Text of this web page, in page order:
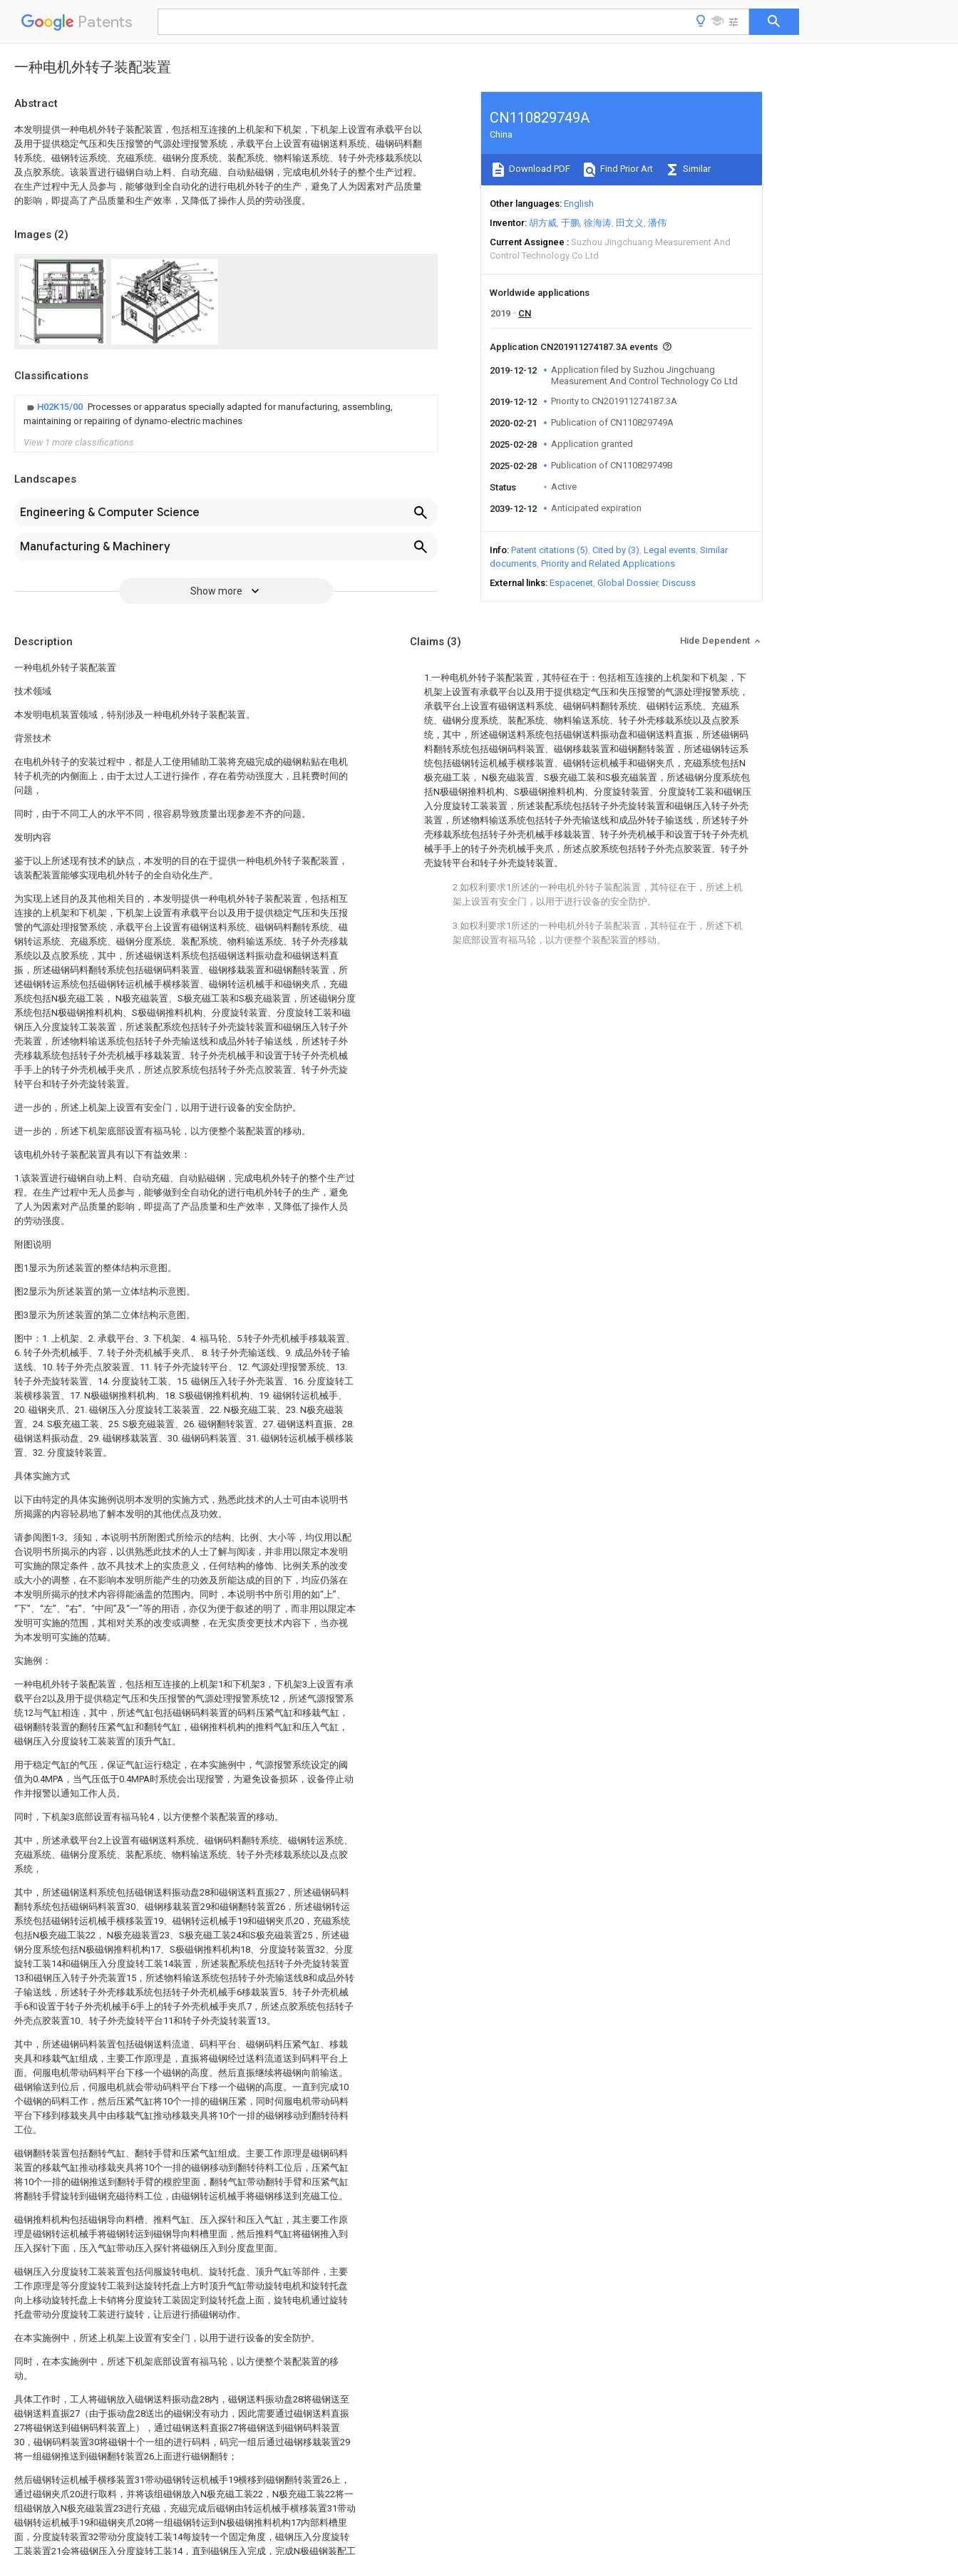
Patents
一种电机外转子装配装置
Abstract
本发明提供一种电机外转子装配装置，包括相互连接的上机架和下机架，下机架上设置有承载平台以
及用于提供稳定气压和失压报警的气源处理报警系统，承载平台上设置有磁钢送料系统、磁钢码料翻
转系统、磁钢转运系统、充磁系统、磁钢分度系统、装配系统、物料输送系统、转子外壳移栽系统以
及点胶系统。该装置进行磁钢自动上料、自动充磁、自动贴磁钢，完成电机外转子的整个生产过程。
在生产过程中无人员参与，能够做到全自动化的进行电机外转子的生产，避免了人为因素对产品质量
的影响，即提高了产品质量和生产效率，又降低了操作人员的劳动强度。
Images (2)
Classifications
H02K15/00 Processes or apparatus specially adapted for manufacturing, assembling,
maintaining or repairing of dynamo-electric machines
View 1 more classifications
Landscapes
Engineering & Computer Science
Manufacturing & Machinery
Show more
CN110829749A
China
Download PDF Find Prior Art Similar
Other languages English
Inventor 胡方威 于鹏 徐海涛 田文义 潘伟
Current Assignee
Suzhou Jingchuang Measurement And
Control Technology Co Ltd
Worldwide applications
2019
CN
Application CN201911274187.3A events
2019-12-12
Application filed by Suzhou Jingchuang
Measurement And Control Technology Co Ltd
2019-12-12
Priority to CN201911274187.3A
2020-02-21 Publication of CN110829749A
2025-02-28 Application granted
2025-02-28 Publication of CN110829749B
Status Active
2039-12-12 Anticipated expiration
Info Patent citations (5) Cited by (3) Legal events Similar
documents Priority and Related Applications
External links Espacenet Global Dossier Discuss
Description
一种电机外转子装配装置
技术领域
本发明电机装置领域，特别涉及一种电机外转子装配装置。
背景技术
在电机外转子的安装过程中，都是人工使用辅助工装将充磁完成的磁钢粘贴在电机
转子机壳的内侧面上，由于太过人工进行操作，存在着劳动强度大，且耗费时间的
问题，
同时，由于不同工人的水平不同，很容易导致质量出现参差不齐的问题。
发明内容
鉴于以上所述现有技术的缺点，本发明的目的在于提供一种电机外转子装配装置，
该装配装置能够实现电机外转子的全自动化生产。
为实现上述目的及其他相关目的，本发明提供一种电机外转子装配装置，包括相互
连接的上机架和下机架，下机架上设置有承载平台以及用于提供稳定气压和失压报
警的气源处理报警系统，承载平台上设置有磁钢送料系统、磁钢码料翻转系统、磁
钢转运系统、充磁系统、磁钢分度系统、装配系统、物料输送系统、转子外壳移栽
系统以及点胶系统，其中，所述磁钢送料系统包括磁钢送料振动盘和磁钢送料直
振，所述磁钢码料翻转系统包括磁钢码料装置、磁钢移栽装置和磁钢翻转装置，所
述磁钢转运系统包括磁钢转运机械手横移装置、磁钢转运机械手和磁钢夹爪，充磁
系统包括N极充磁工装， N极充磁装置、S极充磁工装和S极充磁装置，所述磁钢分度
系统包括N极磁钢推料机构、S极磁钢推料机构、分度旋转装置、分度旋转工装和磁
钢压入分度旋转工装装置，所述装配系统包括转子外壳旋转装置和磁钢压入转子外
壳装置，所述物料输送系统包括转子外壳输送线和成品外转子输送线，所述转子外
壳移栽系统包括转子外壳机械手移栽装置、转子外壳机械手和设置于转子外壳机械
手手上的转子外壳机械手夹爪，所述点胶系统包括转子外壳点胶装置、转子外壳旋
转平台和转子外壳旋转装置。
进一步的，所述上机架上设置有安全门，以用于进行设备的安全防护。
进一步的，所述下机架底部设置有福马轮，以方便整个装配装置的移动。
该电机外转子装配装置具有以下有益效果：
1.该装置进行磁钢自动上料、自动充磁、自动贴磁钢，完成电机外转子的整个生产过
程。在生产过程中无人员参与，能够做到全自动化的进行电机外转子的生产，避免
了人为因素对产品质量的影响，即提高了产品质量和生产效率，又降低了操作人员
的劳动强度。
附图说明
图1显示为所述装置的整体结构示意图。
图2显示为所述装置的第一立体结构示意图。
图3显示为所述装置的第二立体结构示意图。
图中：1. 上机架、2. 承载平台、3. 下机架、4. 福马轮、5.转子外壳机械手移栽装置、
6. 转子外壳机械手、7. 转子外壳机械手夹爪、 8. 转子外壳输送线、9. 成品外转子输
送线、10. 转子外壳点胶装置、11. 转子外壳旋转平台、12. 气源处理报警系统、13.
转子外壳旋转装置、14. 分度旋转工装、15. 磁钢压入转子外壳装置、16. 分度旋转工
装横移装置、17. N极磁钢推料机构、18. S极磁钢推料机构、19. 磁钢转运机械手、
20. 磁钢夹爪、21. 磁钢压入分度旋转工装装置、22. N极充磁工装、23. N极充磁装
置、24. S极充磁工装、25. S极充磁装置、26. 磁钢翻转装置、27. 磁钢送料直振、28.
磁钢送料振动盘、29. 磁钢移栽装置、30. 磁钢码料装置、31. 磁钢转运机械手横移装
置、32. 分度旋转装置。
具体实施方式
以下由特定的具体实施例说明本发明的实施方式，熟悉此技术的人士可由本说明书
所揭露的内容轻易地了解本发明的其他优点及功效。
请参阅图1-3。须知，本说明书所附图式所绘示的结构、比例、大小等，均仅用以配
合说明书所揭示的内容，以供熟悉此技术的人士了解与阅读，并非用以限定本发明
可实施的限定条件，故不具技术上的实质意义，任何结构的修饰、比例关系的改变
或大小的调整，在不影响本发明所能产生的功效及所能达成的目的下，均应仍落在
本发明所揭示的技术内容得能涵盖的范围内。同时，本说明书中所引用的如“上”、
“下”、“左”、“右”、“中间”及“一”等的用语，亦仅为便于叙述的明了，而非用以限定本
发明可实施的范围，其相对关系的改变或调整，在无实质变更技术内容下，当亦视
为本发明可实施的范畴。
实施例：
一种电机外转子装配装置，包括相互连接的上机架1和下机架3，下机架3上设置有承
载平台2以及用于提供稳定气压和失压报警的气源处理报警系统12，所述气源报警系
统12与气缸相连，其中，所述气缸包括磁钢码料装置的码料压紧气缸和移栽气缸，
磁钢翻转装置的翻转压紧气缸和翻转气缸，磁钢推料机构的推料气缸和压入气缸，
磁钢压入分度旋转工装装置的顶升气缸。
用于稳定气缸的气压，保证气缸运行稳定，在本实施例中，气源报警系统设定的阈
值为0.4MPA，当气压低于0.4MPA时系统会出现报警，为避免设备损坏，设备停止动
作并报警以通知工作人员。
同时，下机架3底部设置有福马轮4，以方便整个装配装置的移动。
其中，所述承载平台2上设置有磁钢送料系统、磁钢码料翻转系统、磁钢转运系统、
充磁系统、磁钢分度系统、装配系统、物料输送系统、转子外壳移栽系统以及点胶
系统，
其中，所述磁钢送料系统包括磁钢送料振动盘28和磁钢送料直振27，所述磁钢码料
翻转系统包括磁钢码料装置30、磁钢移栽装置29和磁钢翻转装置26，所述磁钢转运
系统包括磁钢转运机械手横移装置19、磁钢转运机械手19和磁钢夹爪20，充磁系统
包括N极充磁工装22， N极充磁装置23、S极充磁工装24和S极充磁装置25，所述磁
钢分度系统包括N极磁钢推料机构17、S极磁钢推料机构18、分度旋转装置32、分度
旋转工装14和磁钢压入分度旋转工装14装置，所述装配系统包括转子外壳旋转装置
13和磁钢压入转子外壳装置15，所述物料输送系统包括转子外壳输送线8和成品外转
子输送线，所述转子外壳移栽系统包括转子外壳机械手6移栽装置5、转子外壳机械
手6和设置于转子外壳机械手6手上的转子外壳机械手夹爪7，所述点胶系统包括转子
外壳点胶装置10、转子外壳旋转平台11和转子外壳旋转装置13。
其中，所述磁钢码料装置包括磁钢送料流道、码料平台、磁钢码料压紧气缸、移栽
夹具和移栽气缸组成，主要工作原理是，直振将磁钢经过送料流道送到码料平台上
面。伺服电机带动码料平台下移一个磁钢的高度。然后直振继续将磁钢向前输送。
磁钢输送到位后，伺服电机就会带动码料平台下移一个磁钢的高度。一直到完成10
个磁钢的码料工作，然后压紧气缸将10个一排的磁钢压紧，同时伺服电机带动码料
平台下移到移栽夹具中由移栽气缸推动移栽夹具将10个一排的磁钢移动到翻转待料
工位。
磁钢翻转装置包括翻转气缸、翻转手臂和压紧气缸组成。主要工作原理是磁钢码料
装置的移栽气缸推动移栽夹具将10个一排的磁钢移动到翻转待料工位后，压紧气缸
将10个一排的磁钢推送到翻转手臂的模腔里面，翻转气缸带动翻转手臂和压紧气缸
将翻转手臂旋转到磁钢充磁待料工位，由磁钢转运机械手将磁钢移送到充磁工位。
磁钢推料机构包括磁钢导向料槽、推料气缸、压入探针和压入气缸，其主要工作原
理是磁钢转运机械手将磁钢转运到磁钢导向料槽里面，然后推料气缸将磁钢推入到
压入探针下面，压入气缸带动压入探针将磁钢压入到分度盘里面。
磁钢压入分度旋转工装装置包括伺服旋转电机、旋转托盘、顶升气缸等部件，主要
工作原理是等分度旋转工装到达旋转托盘上方时顶升气缸带动旋转电机和旋转托盘
向上移动旋转托盘上卡销将分度旋转工装固定到旋转托盘上面，旋转电机通过旋转
托盘带动分度旋转工装进行旋转，让后进行插磁钢动作。
在本实施例中，所述上机架上设置有安全门，以用于进行设备的安全防护。
同时，在本实施例中，所述下机架底部设置有福马轮，以方便整个装配装置的移
动。
具体工作时，工人将磁钢放入磁钢送料振动盘28内，磁钢送料振动盘28将磁钢送至
磁钢送料直振27（由于振动盘28送出的磁钢没有动力，因此需要通过磁钢送料直振
27将磁钢送到磁钢码料装置上），通过磁钢送料直振27将磁钢送到磁钢码料装置
30，磁钢码料装置30将磁钢十个一组的进行码料，码完一组后通过磁钢移栽装置29
将一组磁钢推送到磁钢翻转装置26上面进行磁钢翻转；
然后磁钢转运机械手横移装置31带动磁钢转运机械手19横移到磁钢翻转装置26上，
通过磁钢夹爪20进行取料，并将该组磁钢放入N极充磁工装22，N极充磁工装22将一
组磁钢放入N极充磁装置23进行充磁，充磁完成后磁钢由转运机械手横移装置31带动
磁钢转运机械手19和磁钢夹爪20将一组磁钢转运到N极磁钢推料机构17内部料槽里
面，分度旋转装置32带动分度旋转工装14每旋转一个固定角度，磁钢压入分度旋转
工装装置21会将磁钢压入分度旋转工装14，直到磁钢压入完成，完成N极磁钢装配工
Claims (3) Hide Dependent
1.一种电机外转子装配装置，其特征在于：包括相互连接的上机架和下机架，下
机架上设置有承载平台以及用于提供稳定气压和失压报警的气源处理报警系统，
承载平台上设置有磁钢送料系统、磁钢码料翻转系统、磁钢转运系统、充磁系
统、磁钢分度系统、装配系统、物料输送系统、转子外壳移栽系统以及点胶系
统，其中，所述磁钢送料系统包括磁钢送料振动盘和磁钢送料直振，所述磁钢码
料翻转系统包括磁钢码料装置、磁钢移栽装置和磁钢翻转装置，所述磁钢转运系
统包括磁钢转运机械手横移装置、磁钢转运机械手和磁钢夹爪，充磁系统包括N
极充磁工装， N极充磁装置、S极充磁工装和S极充磁装置，所述磁钢分度系统包
括N极磁钢推料机构、S极磁钢推料机构、分度旋转装置、分度旋转工装和磁钢压
入分度旋转工装装置，所述装配系统包括转子外壳旋转装置和磁钢压入转子外壳
装置，所述物料输送系统包括转子外壳输送线和成品外转子输送线，所述转子外
壳移栽系统包括转子外壳机械手移栽装置、转子外壳机械手和设置于转子外壳机
械手手上的转子外壳机械手夹爪，所述点胶系统包括转子外壳点胶装置、转子外
壳旋转平台和转子外壳旋转装置。
2.如权利要求1所述的一种电机外转子装配装置，其特征在于，所述上机
架上设置有安全门，以用于进行设备的安全防护。
3.如权利要求1所述的一种电机外转子装配装置，其特征在于，所述下机
架底部设置有福马轮，以方便整个装配装置的移动。